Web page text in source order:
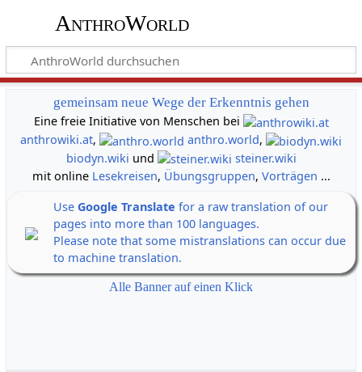
AnthroWorld
gemeinsam neue Wege der Erkenntnis gehen
Eine freie Initiative von Menschen bei
anthrowiki.at, anthro.world,
biodyn.wiki und
steiner.wiki
mit online Lesekreisen, Übungsgruppen, Vorträgen ...
Use Google Translate for a raw translation of our
pages into more than 100 languages.
Please note that some mistranslations can occur due
to machine translation.
Alle Banner auf einen Klick